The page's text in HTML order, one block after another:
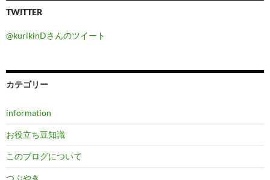
TWITTER
@kurikinDさんのツイート
カテゴリー
information
お役立ち豆知識
このブログについて